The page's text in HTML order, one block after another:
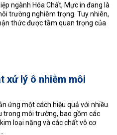
ngành Hóa Chất, Mực in đang là
trường nghiêm trọng. Tuy nhiên,
thức được tầm quan trọng của
xử lý ô nhiễm môi
ứng một cách hiệu quả với nhiều
trong môi trường, bao gồm các
loại nặng và các chất vô cơ